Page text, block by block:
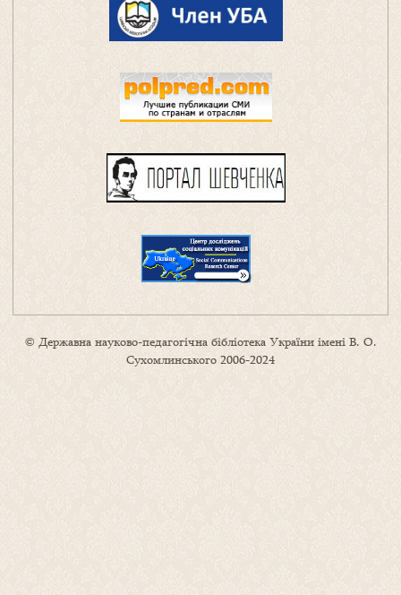
© Державна науково-педагогічна бібліотека України імені В. О.
Сухомлинського 2006-2024